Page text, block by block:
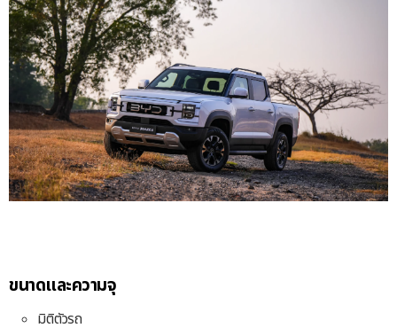
ขนาดและความจุ
มิติตัวรถ